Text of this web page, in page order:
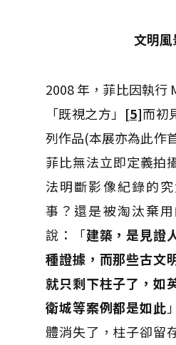
文明風
2008 年，菲比因執行
「既視之方」 [5]而初
列作品(本展亦為此作
菲比無法立即定義
法明斷影像紀錄的
事？還是被淘汰棄
說：「建築，是見證
種證據，而那些古文
就只剩下柱子了，如
衛城等案例都是如此
體消失了，柱子卻留